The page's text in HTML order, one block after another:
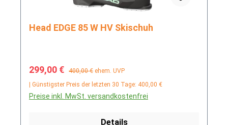
Head EDGE 85 W HV Skischuh
Verkaufspreis:
299,00 € Regulärer Preis:
400,00 € ehem. UVP
| Günstigster Preis der letzten 30 Tage: 400,00 €
Preise inkl. MwSt. versandkostenfrei
Details